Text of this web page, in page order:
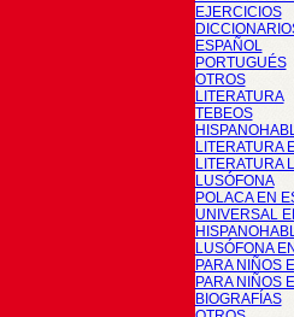
EJERCICIOS
ESPAÑOL
PORTUGUÉS
OTROS
LITERATURA
TEBEOS
LITERATURA
LITERATURA
LUSÓFONA
POLACA EN
UNIVERSAL
LUSÓFONA
PARA NIÑOS
PARA NIÑOS
BIOGRAFÍAS